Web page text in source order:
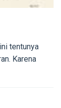
tentunya
Karena